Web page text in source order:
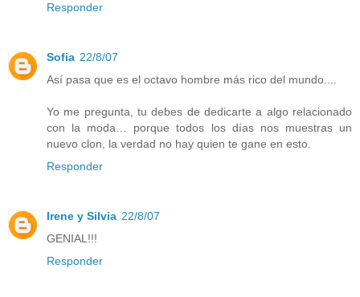
Responder
Sofia 22/8/07
Así pasa que es el octavo hombre más rico del mundo....
Yo me pregunta, tu debes de dedicarte a algo relacionado
con la moda… porque todos los días nos muestras un
nuevo clon, la verdad no hay quien te gane en esto.
Responder
Irene y Silvia 22/8/07
GENIAL!!!
Responder